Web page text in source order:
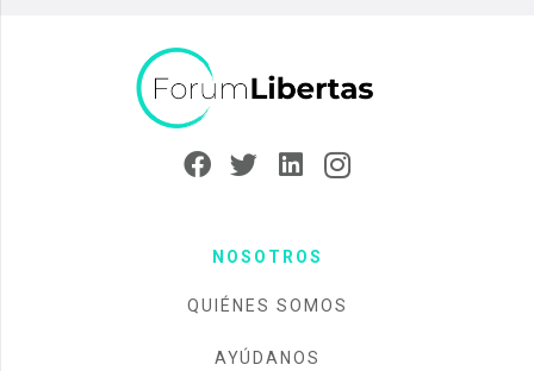
NOSOTROS
QUIÉNES SOMOS
AYÚDANOS